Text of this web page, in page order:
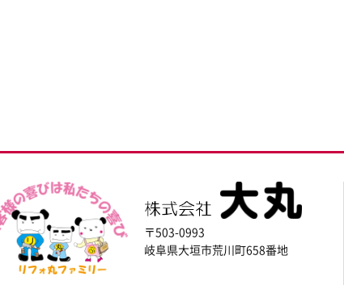
〒503-0993
岐阜県大垣市荒川町658番地